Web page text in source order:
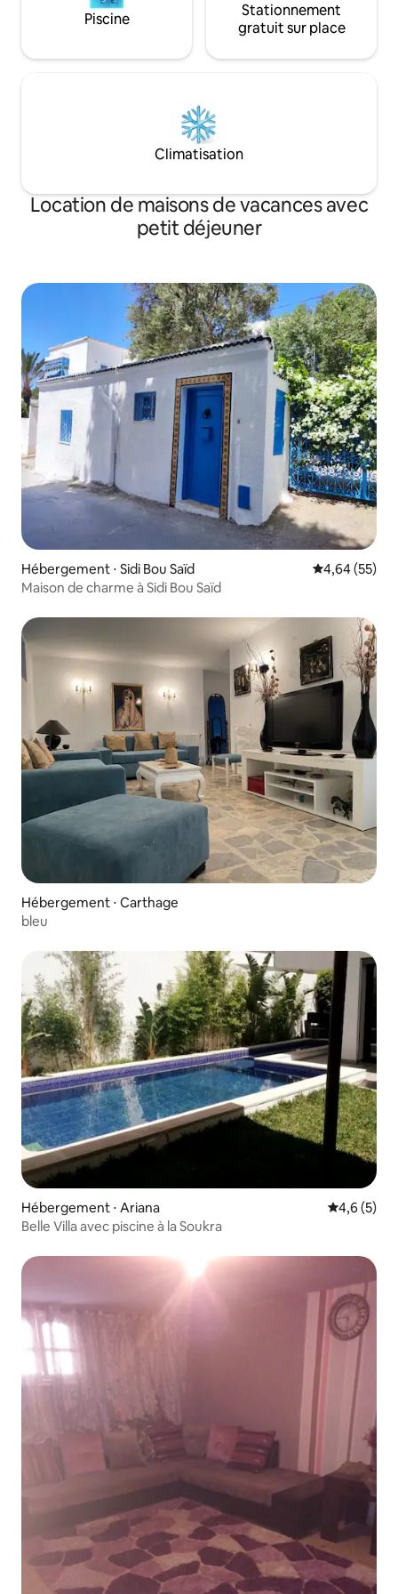
Piscine
Stationnement
gratuit sur place
Climatisation
Location de maisons de vacances avec
petit déjeuner
Hébergement ⋅ Sidi Bou Saïd Évaluation
4,64 (55)
Maison de charme à Sidi Bou Saïd
Hébergement ⋅ Carthage
bleu
Hébergement ⋅ Ariana Évaluation
4,6 (5)
Belle Villa avec piscine à la Soukra